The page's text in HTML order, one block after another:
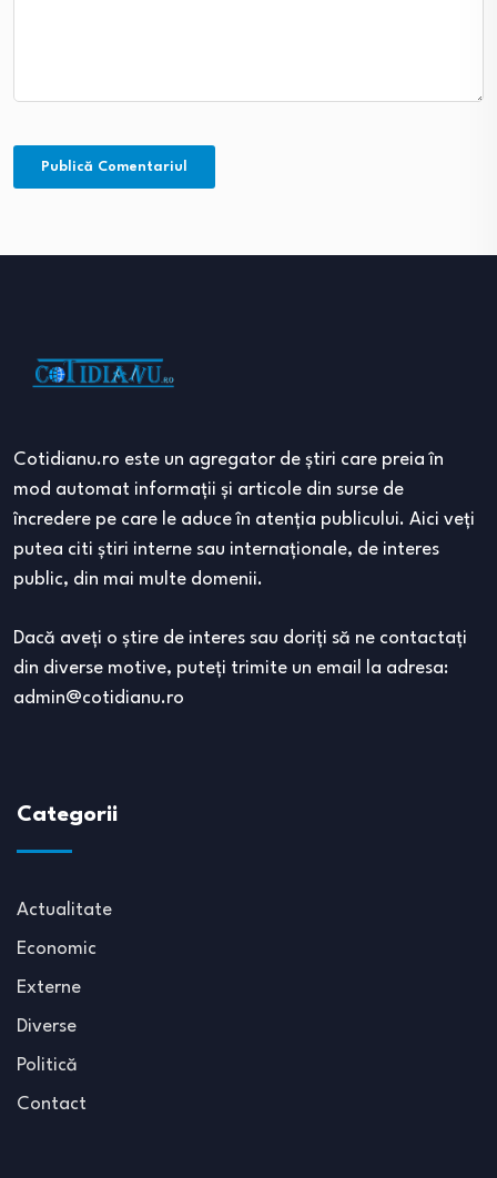
Cotidianu.ro este un agregator de ştiri care preia în
mod automat informaţii şi articole din surse de
încredere pe care le aduce în atenţia publicului. Aici veţi
putea citi ştiri interne sau internaţionale, de interes
public, din mai multe domenii.
Dacă aveţi o ştire de interes sau doriţi să ne contactaţi
din diverse motive, puteţi trimite un email la adresa:
admin@cotidianu.ro
Categorii
Actualitate
Economic
Externe
Diverse
Politică
Contact